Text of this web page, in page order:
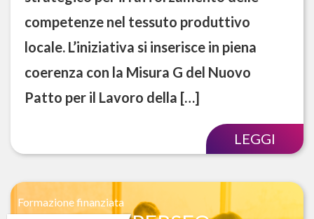
competenze nel tessuto produttivo
locale. L’iniziativa si inserisce in piena
coerenza con la Misura G del Nuovo
Patto per il Lavoro della […]
LEGGI
Formazione finanziata